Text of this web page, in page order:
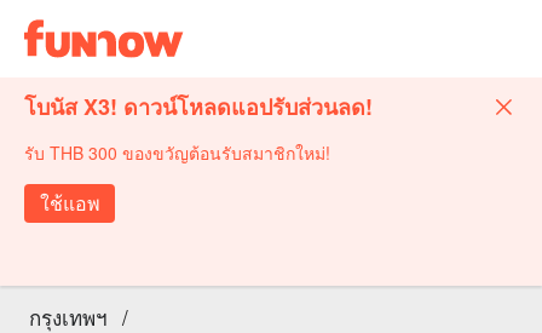
โบนัส X3! ดาวน์โหลดแอปรับส่วนลด!
รับ THB 300 ของขวัญต้อนรับสมาชิกใหม่!
ใช้แอพ
กรุงเทพฯ /